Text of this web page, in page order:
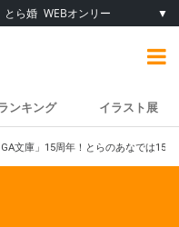
とら婚 WEBオンリー ▼
ンキング イラスト展
文庫」15周年！とらのあなでは15